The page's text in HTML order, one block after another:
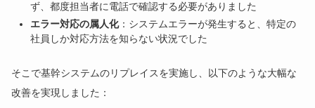
ず、都度担当者に電話で確認する必要がありました
エラー対応の属人化：システムエラーが発生すると、特定の
社員しか対応方法を知らない状況でした
そこで基幹システムのリプレイスを実施し、以下のような大幅な
改善を実現しました：